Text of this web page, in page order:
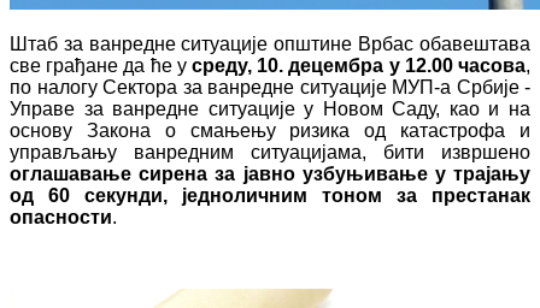
Штаб за ванредне ситуације oпштине Врбас обавештава
све грађане да ће у среду, 10. децембра у 12.00 часова,
по налогу Сектора за ванредне ситуације МУП-а Србије -
Управе за ванредне ситуације у Новом Саду, као и на
основу Закона о смањењу ризика од катастрофа и
управљању ванредним ситуацијама, бити извршено
оглашавање сирена за јавно узбуњивање у трајању
од 60 секунди, једноличним тоном за престанак
опасности.